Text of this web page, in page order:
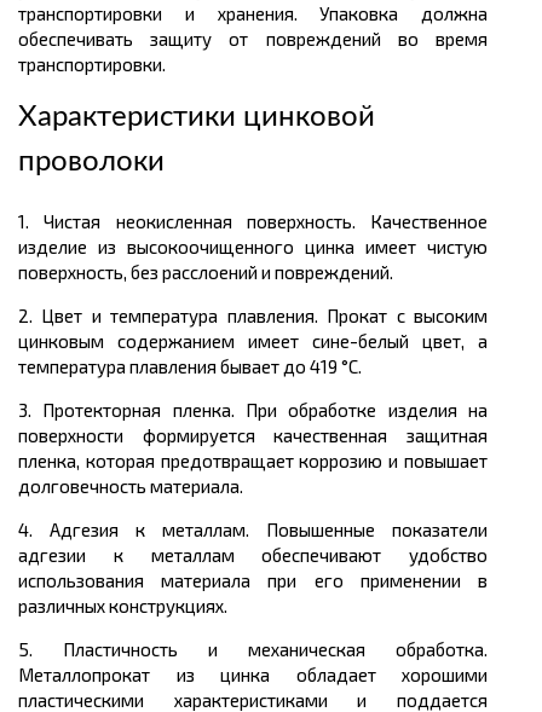
транспортировки и хранения. Упаковка должна
обеспечивать защиту от повреждений во время
транспортировки.
Характеристики цинковой
проволоки
1. Чистая неокисленная поверхность. Качественное
изделие из высокоочищенного цинка имеет чистую
поверхность, без расслоений и повреждений.
2. Цвет и температура плавления. Прокат с высоким
цинковым содержанием имеет сине-белый цвет, а
температура плавления бывает до 419 °C.
3. Протекторная пленка. При обработке изделия на
поверхности формируется качественная защитная
пленка, которая предотвращает коррозию и повышает
долговечность материала.
4. Адгезия к металлам. Повышенные показатели
адгезии к металлам обеспечивают удобство
использования материала при его применении в
различных конструкциях.
5. Пластичность и механическая обработка.
Металлопрокат из цинка обладает хорошими
пластическими характеристиками и поддается